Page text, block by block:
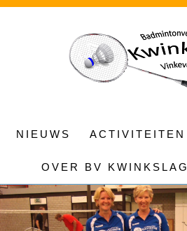
NIEUWS ACTIVITEITEN
OVER BV KWINKSLAG